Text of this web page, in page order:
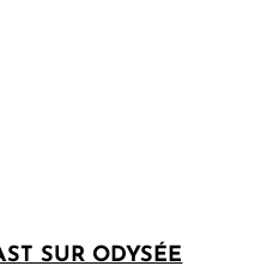
SUR ODYSÉE